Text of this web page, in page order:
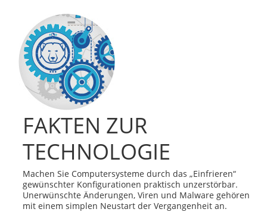
FAKTEN ZUR
TECHNOLOGIE
Machen Sie Computersysteme durch das „Einfrieren“
gewünschter Konfigurationen praktisch unzerstörbar.
Unerwünschte Änderungen, Viren und Malware gehören
mit einem simplen Neustart der Vergangenheit an.